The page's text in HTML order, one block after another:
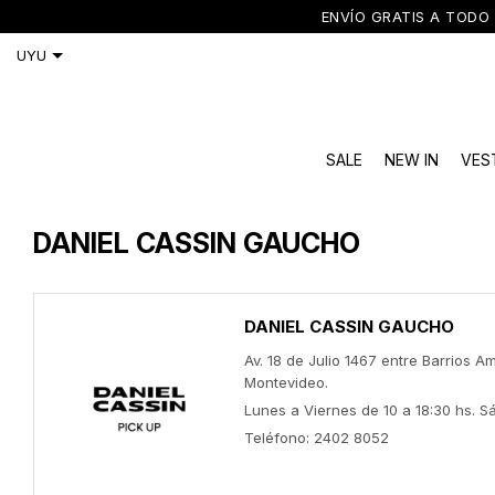
ENVÍO GRATIS A TODO
SALE NEW IN
DANIEL CASSIN GAUCHO
DANIEL CASSIN GAUCHO
Av. 18 de Julio 1467 entre Barrios
Montevideo.
Lunes a Viernes de 10 a 18:30 hs.
Teléfono: 2402 8052